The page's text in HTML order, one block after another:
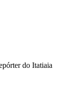
do Itatiaia